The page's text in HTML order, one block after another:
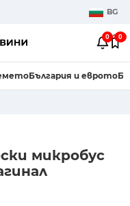
BG
0 0
България и еврото
микробус